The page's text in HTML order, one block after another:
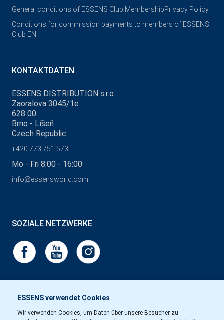
ESSENS verwendet Cookies
Wir verwenden Cookies, um Daten über unsere Besucher zu
General conditions of ESSENS Club MembershipPrivacy Policy
Conditions for commission payments to members of ESSENS
Club EN
KONTAKTDATEN
ESSENS DISTRIBUTION s.r.o.
Zaoralova 3045/1e
628 00
Brno - Líšeň
Czech Republic
+420 773 751 573
Mo - Fri 8:00 - 16:00
info@essensworld.com
SOZIALE NETZWERKE